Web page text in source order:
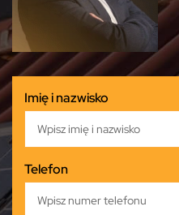
Imię i nazwisko
Telefon